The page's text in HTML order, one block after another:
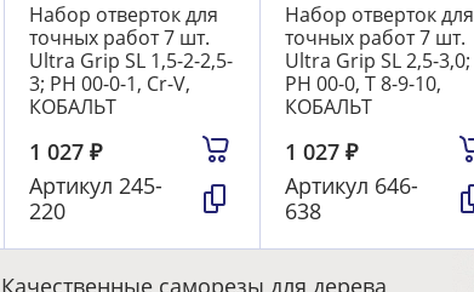
Набор отверток для
точных работ 7 шт.
Ultra Grip SL 1,5-2-2,5-
3; PH 00-0-1, Cr-V,
КОБАЛЬТ
1 027 ₽
Артикул 245-
220
Набор отверток для
точных работ 7 шт.
Ultra Grip SL 2,5-3,0;
PH 00-0, T 8-9-10,
КОБАЛЬТ
1 027₽
Артикул 646-
638